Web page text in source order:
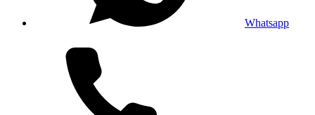
Whatsapp